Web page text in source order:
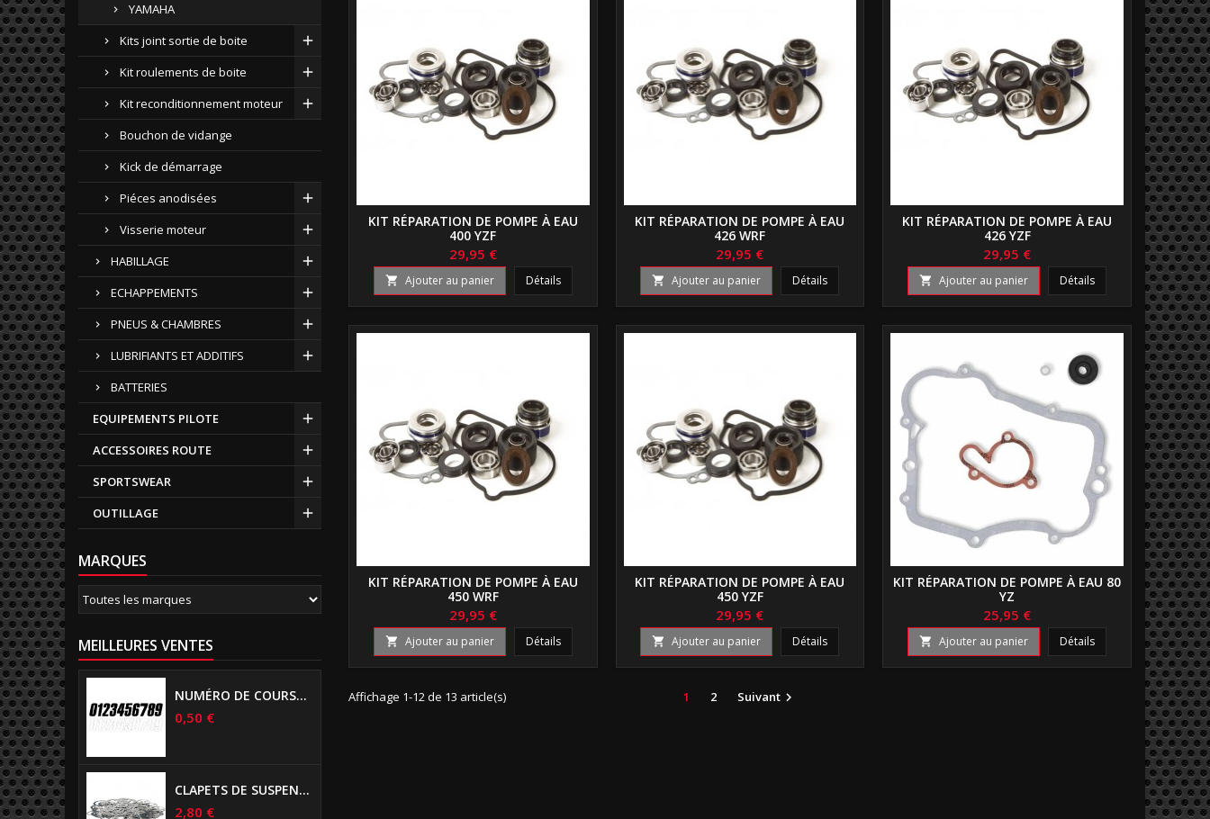
YAMAHA
Kits joint sortie de boite
Kit roulements de boite
Kit reconditionnement moteur
Bouchon de vidange
Kick de démarrage
Piéces anodisées
Visserie moteur
HABILLAGE
ECHAPPEMENTS
PNEUS & CHAMBRES
LUBRIFIANTS ET ADDITIFS
BATTERIES
EQUIPEMENTS PILOTE
ACCESSOIRES ROUTE
SPORTSWEAR
OUTILLAGE
MARQUES
MEILLEURES VENTES
NUMÉRO DE COURSE US 17 CM NOIR
0,50 €
CLAPETS DE SUSPENSIONS DIAMÈTRE 6MM
2,80 €
KIT RÉPARATION DE POMPE À EAU
400 YZF
29,95 €
 Ajouter au panier Détails
KIT RÉPARATION DE POMPE À EAU
426 WRF
29,95 €
 Ajouter au panier Détails
KIT RÉPARATION DE POMPE À EAU
426 YZF
29,95 €
 Ajouter au panier Détails
KIT RÉPARATION DE POMPE À EAU
450 WRF
29,95 €
 Ajouter au panier Détails
KIT RÉPARATION DE POMPE À EAU
450 YZF
29,95 €
 Ajouter au panier Détails
KIT RÉPARATION DE POMPE À EAU 80
YZ
25,95 €
 Ajouter au panier Détails
Affichage 1-12 de 13 article(s) 1 2 Suivant 